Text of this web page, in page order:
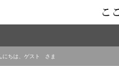
にちは、 ゲスト さま